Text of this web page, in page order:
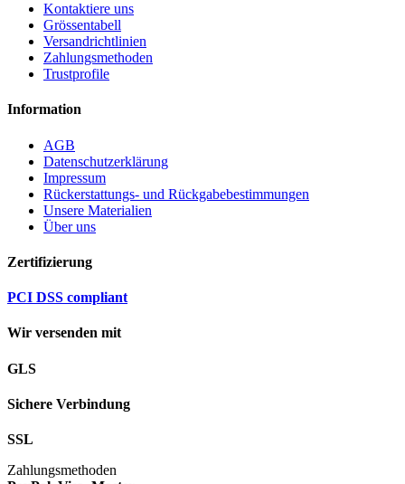
Kontaktiere uns
Grössentabell
Versandrichtlinien
Zahlungsmethoden
Trustprofile
Information
AGB
Datenschutzerklärung
Impressum
Rückerstattungs- und Rückgabebestimmungen
Unsere Materialien
Über uns
Zertifizierung
PCI DSS compliant
Wir versenden mit
GLS
Sichere Verbindung
SSL
Zahlungsmethoden